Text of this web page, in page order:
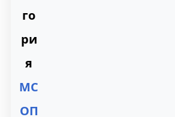
го
ри
я
МС
ОП